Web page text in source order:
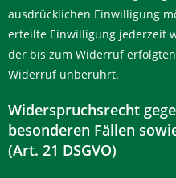
ausdrücklichen Einwilligung
erteilte Einwilligung jederzeit
der bis zum Widerruf
Widerruf unberührt.
Widerspruchsrecht
besonderen Fällen
(Art. 21 DSGVO)